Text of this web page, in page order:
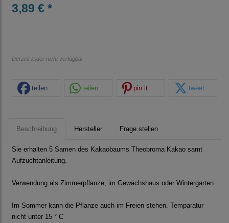
3,89 € *
Derzeit leider nicht verfügbar
teilen teilen pin it tweet
Beschreibung Hersteller Frage stellen
Sie erhalten 5 Samen des Kakaobaums Theobroma Kakao samt
Aufzuchtanleitung.
Verwendung als Zimmerpflanze, im Gewächshaus oder Wintergarten.
Im Sommer kann die Pflanze auch im Freien stehen. Temparatur
nicht unter 15 ° C